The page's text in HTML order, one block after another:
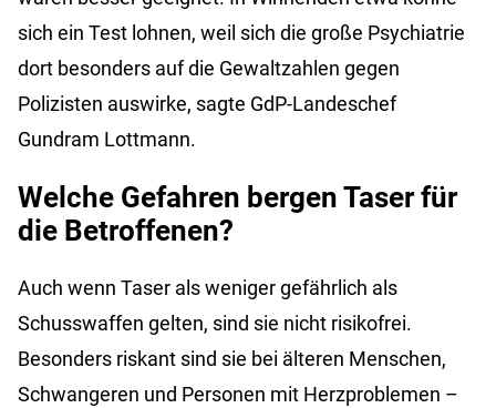
sich ein Test lohnen, weil sich die große Psychiatrie
dort besonders auf die Gewaltzahlen gegen
Polizisten auswirke, sagte GdP-Landeschef
Gundram Lottmann.
Welche Gefahren bergen Taser für
die Betroffenen?
Auch wenn Taser als weniger gefährlich als
Schusswaffen gelten, sind sie nicht risikofrei.
Besonders riskant sind sie bei älteren Menschen,
Schwangeren und Personen mit Herzproblemen –